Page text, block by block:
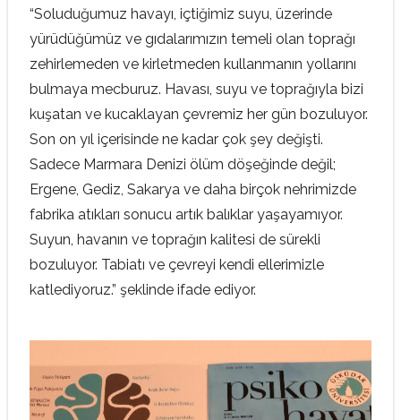
“Soluduğumuz havayı, içtiğimiz suyu, üzerinde
yürüdüğümüz ve gıdalarımızın temeli olan toprağı
zehirlemeden ve kirletmeden kullanmanın yollarını
bulmaya mecburuz. Havası, suyu ve toprağıyla bizi
kuşatan ve kucaklayan çevremiz her gün bozuluyor.
Son on yıl içerisinde ne kadar çok şey değişti.
Sadece Marmara Denizi ölüm döşeğinde değil;
Ergene, Gediz, Sakarya ve daha birçok nehrimizde
fabrika atıkları sonucu artık balıklar yaşayamıyor.
Suyun, havanın ve toprağın kalitesi de sürekli
bozuluyor. Tabiatı ve çevreyi kendi ellerimizle
katlediyoruz.” şeklinde ifade ediyor.